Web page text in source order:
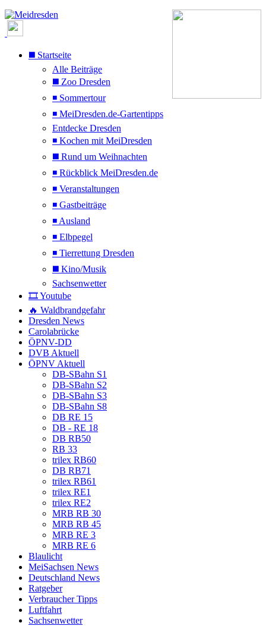
◼️ Startseite
Alle Beiträge
◼️ Zoo Dresden
◾ Sommertour
◾ MeiDresden.de-Gartentipps
Entdecke Dresden
◾ Kochen mit MeiDresden
◼️ Rund um Weihnachten
◾ Rückblick MeiDresden.de
◾ Veranstaltungen
◾ Gastbeiträge
◾ Ausland
◾ Elbpegel
◾ Tierrettung Dresden
◼️ Kino/Musik
Sachsenwetter
🎞️ Youtube
🔥 Waldbrandgefahr
Dresden News
Carolabrücke
ÖPNV-DD
DVB Aktuell
ÖPNV Aktuell
DB-SBahn S1
DB-SBahn S2
DB-SBahn S3
DB-SBahn S8
DB RE 15
DB - RE 18
DB RB50
RB 33
trilex RB60
DB RB71
trilex RB61
trilex RE1
trilex RE2
MRB RB 30
MRB RB 45
MRB RE 3
MRB RE 6
Blaulicht
MeiSachsen News
Deutschland News
Ratgeber
Verbraucher Tipps
Luftfahrt
Sachsenwetter